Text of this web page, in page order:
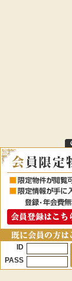
ID
PASS